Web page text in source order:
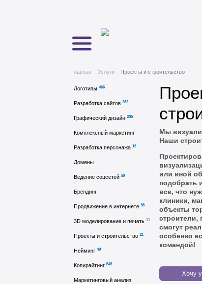
Главная Услуги Проекты и строительство
Логотипы 466
Разработка сайтов 262
Графический дизайн 205
Комплексный маркетинг
Разработка персонажа 13
Домены
Ведение соцсетей 50
Брендинг
Продвижение в интернете 36
3D моделирование и печать 11
Проекты и строительство 21
Нейминг 49
Копирайтинг 545
Маркетинговый анализ
Мы
Наши
или иной
подобрать
все, что
клиники,
объекты
строители,
смогут
особенно
командой!
Хочу